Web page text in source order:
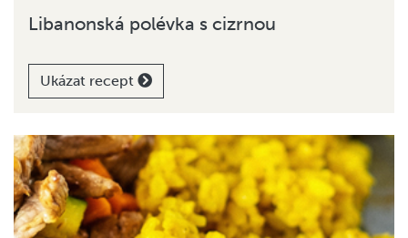
Libanonská polévka s cizrnou
Ukázat recept